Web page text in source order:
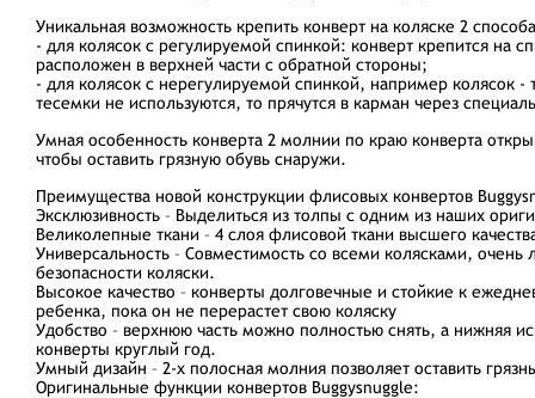
Уникальная возможность крепить конверт на коляске 2
- для колясок с регулируемой спинкой: конверт крепится на
расположен в верхней части с обратной стороны;
- для колясок с нерегулируемой спинкой, например колясок
тесемки не используются, то прячутся в карман через
Умная особенность конверта 2 молнии по краю конверта
чтобы оставить грязную обувь снаружи.
Преимущества новой конструкции флисовых конвертов
Эксклюзивность – Выделиться из толпы с одним из наших
Великолепные ткани – 4 слоя флисовой ткани высшего
Универсальность – Совместимость со всеми колясками,
безопасности коляски.
Высокое качество – конверты долговечные и стойкие к
ребенка, пока он не перерастет свою коляску
Удобство – верхнюю часть можно полностью снять, а нижняя
конверты круглый год.
Умный дизайн – 2-х полосная молния позволяет оставить
Оригинальные функции конвертов Buggysnuggle: